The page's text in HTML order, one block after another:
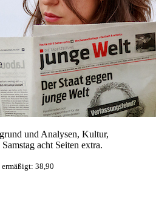
und Analysen, Kultur,
acht Seiten extra.
38,90